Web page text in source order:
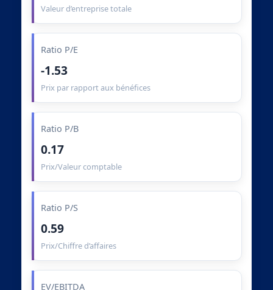
Valeur d’entreprise totale
Ratio P/E
-1.53
Prix par rapport aux bénéfices
Ratio P/B
0.17
Prix/Valeur comptable
Ratio P/S
0.59
Prix/Chiffre d’affaires
EV/EBITDA